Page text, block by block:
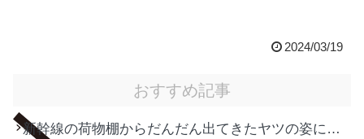
2024/03/19
おすすめ記事
新幹線の荷物棚からだんだん出てきたヤツの姿に…